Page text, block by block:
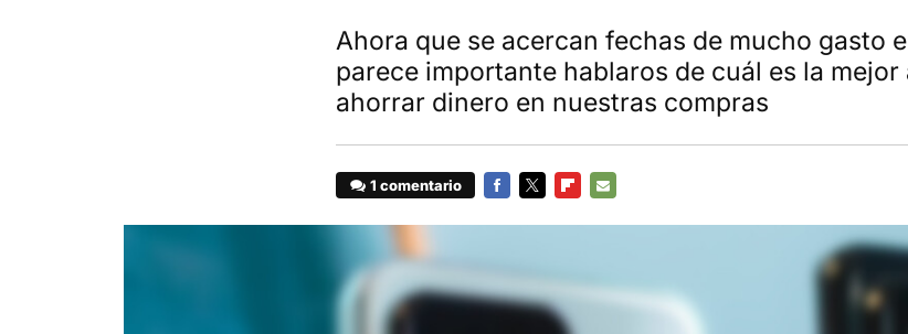
Ahora que se acercan fechas de mucho gasto
parece importante hablaros de cuál es la
ahorrar dinero en nuestras compras
1 comentario